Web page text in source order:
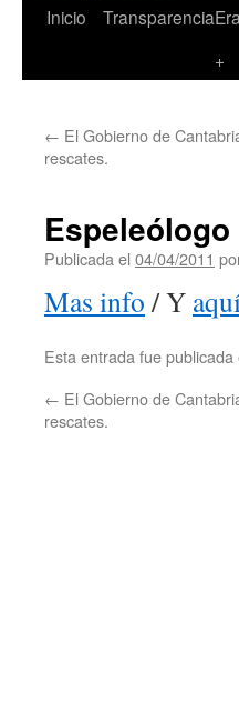
Inicio Transparencia
+
← El Gobierno de
rescates.
Publicada el 04/04/2011
Mas info / Y
Esta entrada fue publicada
← El Gobierno de
rescates.